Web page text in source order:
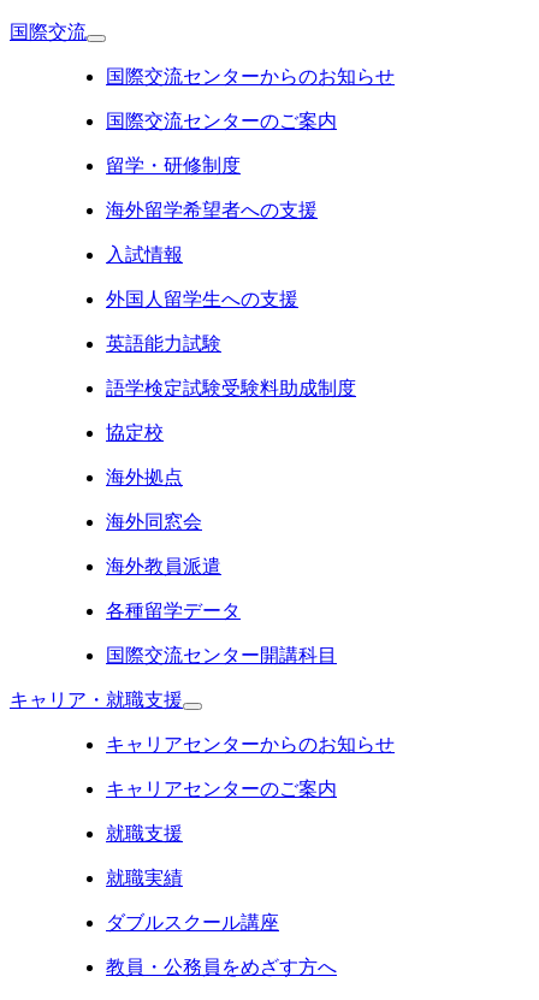
国際交流
国際交流センターからのお知らせ
国際交流センターのご案内
留学・研修制度
海外留学希望者への支援
入試情報
外国人留学生への支援
英語能力試験
語学検定試験受験料助成制度
協定校
海外拠点
海外同窓会
海外教員派遣
各種留学データ
国際交流センター開講科目
キャリア・就職支援
キャリアセンターからのお知らせ
キャリアセンターのご案内
就職支援
就職実績
ダブルスクール講座
教員・公務員をめざす方へ